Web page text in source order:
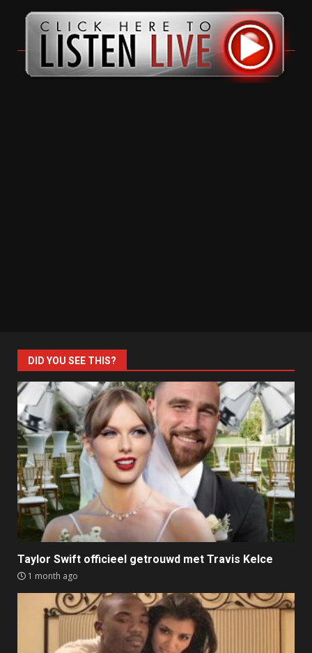
DID YOU SEE THIS?
Taylor Swift officieel getrouwd met Travis Kelce
1 month ago